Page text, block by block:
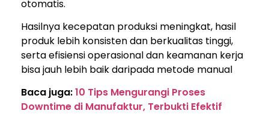
otomatis.
Hasilnya kecepatan produksi meningkat, hasil
produk lebih konsisten dan berkualitas tinggi,
serta efisiensi operasional dan keamanan kerja
bisa jauh lebih baik daripada metode manual
Baca juga:10 Tips Mengurangi Proses
Downtime di Manufaktur, Terbukti Efektif